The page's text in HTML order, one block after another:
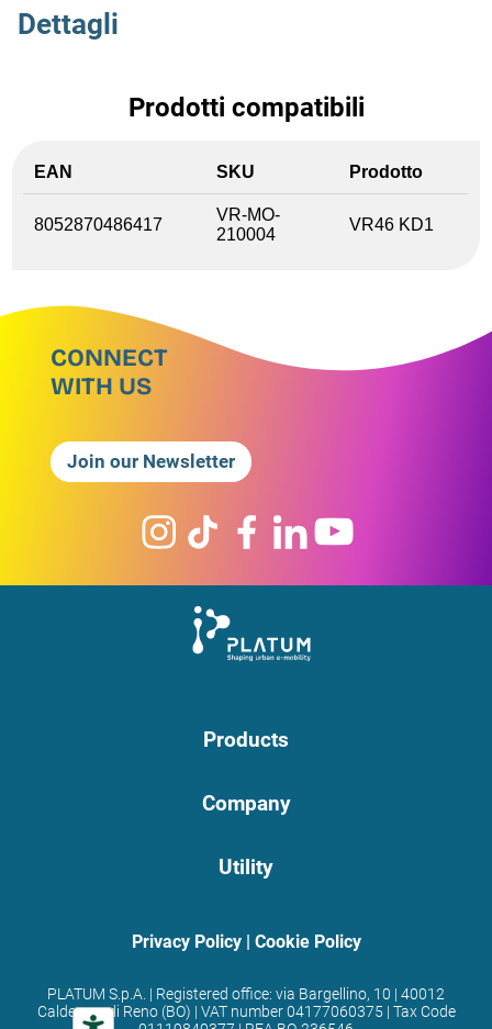
Dettagli
Prodotti compatibili
EAN SKU Prodotto
8052870486417
VR-MO-
210004
VR46 KD1
CONNECT
WITH US
Join our Newsletter
Products
Company
Utility
Privacy Policy| Cookie Policy
PLATUM S.p.A. | Registered office: via Bargellino, 10 | 40012
Calderara di Reno (BO) | VAT number 04177060375 | Tax Code